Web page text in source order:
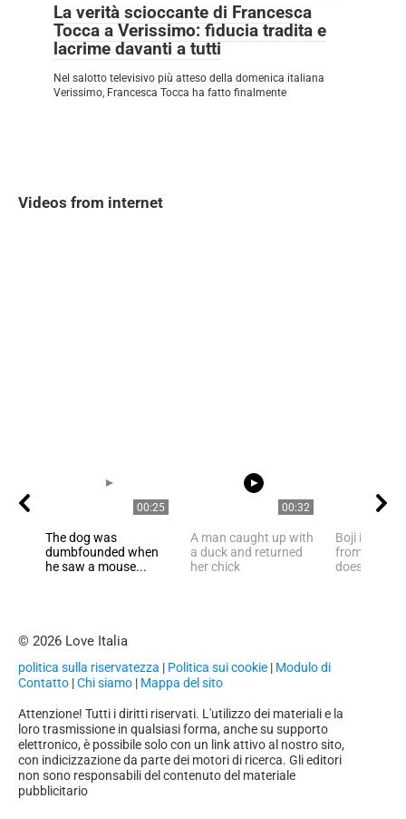
La verità scioccante di Francesca
Tocca a Verissimo: fiducia tradita e
lacrime davanti a tutti
Nel salotto televisivo più atteso della domenica italiana
Verissimo, Francesca Tocca ha fatto finalmente
Videos from internet
00:25
The dog was
dumbfounded when
he saw a mouse...
00:32
A man caught up with
a duck and returned
her chick
Boji is a
from
doesn’t
© 2026 Love Italia
politica sulla riservatezza | Politica sui cookie | Modulo di
Contatto |Chi siamo | Mappa del sito
Attenzione! Tutti i diritti riservati. L'utilizzo dei materiali e la
loro trasmissione in qualsiasi forma, anche su supporto
elettronico, è possibile solo con un link attivo al nostro sito,
con indicizzazione da parte dei motori di ricerca. Gli editori
non sono responsabili del contenuto del materiale
pubblicitario